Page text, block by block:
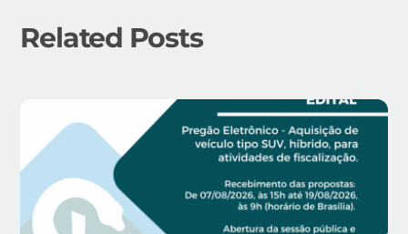
Related Posts